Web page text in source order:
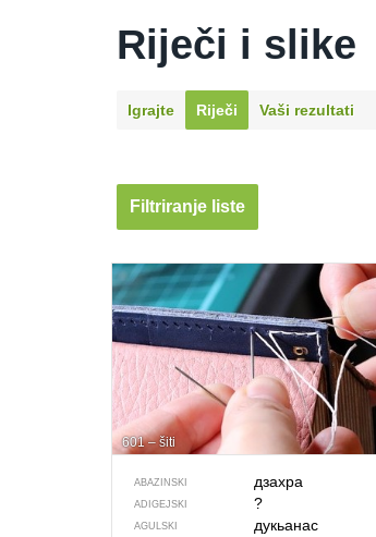
Riječi i slike
Igrajte Riječi Vaši rezultati
Filtriranje liste
601 – šiti
ABAZINSKI дзахра
ADIGEJSKI ?
AGULSKI дукьанас